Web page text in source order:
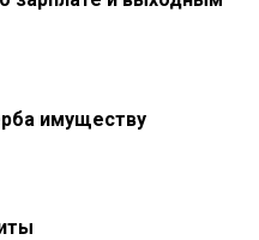
имуществу